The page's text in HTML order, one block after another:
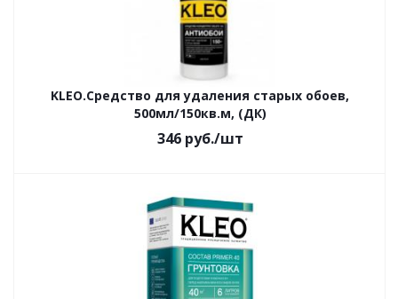
KLEO.Средство для удаления старых обоев,
500мл/150кв.м, (ДК)
346руб./шт